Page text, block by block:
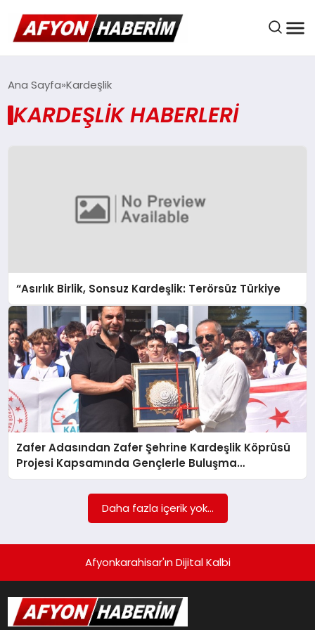
AFYON HABER
DÜNYA
SPOR
MAGAZIN
SAĞLIK
Ana Sayfa Kardeşlik
KARDEŞLIK HABERLERI
“Asırlık Birlik, Sonsuz Kardeşlik: Terörsüz Türkiye
Zafer Adasından Zafer Şehrine Kardeşlik Köprüsü
Projesi Kapsamında Gençlerle Buluşma
Gerçekleştirildi
Daha fazla içerik yok...
Afyonkarahisar'ın Dijital Kalbi